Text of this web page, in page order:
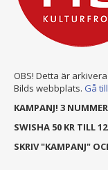
OBS! Detta är
Bilds webbplats. Gå
KAMPANJ! 3
SWISHA 50 KR TILL
SKRIV "KAMPANJ"